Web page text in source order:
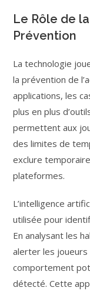
Le Rôle de
Prévention
La technologie
la prévention de
applications, les
plus en plus
permettent aux
des limites de
exclure
plateformes.
L’intelligence
utilisée pour
En analysant les
alerter les joueurs
comportement
détecté. Cette